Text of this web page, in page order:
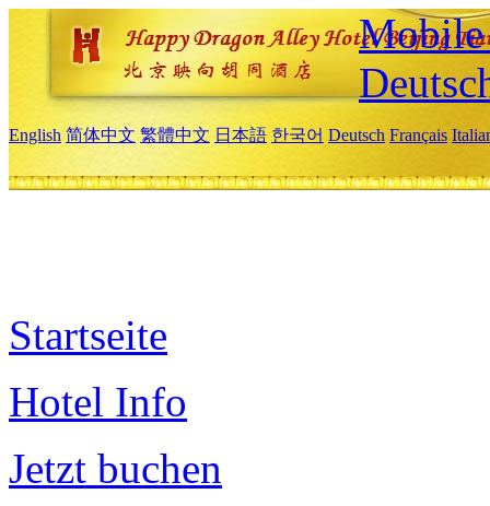
Mobile
English 简体中文 繁體中文 日本語 한국어 Deutsch Français
Startseite
Hotel Info
Jetzt buchen